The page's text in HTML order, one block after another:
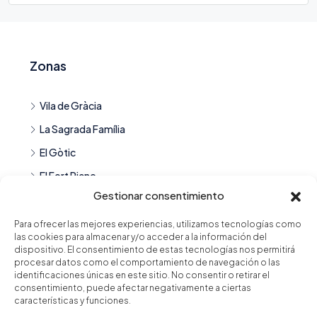
Gestionar consentimiento
Para ofrecer las mejores experiencias, utilizamos tecnologías como
las cookies para almacenar y/o acceder a la información del
dispositivo. El consentimiento de estas tecnologías nos permitirá
procesar datos como el comportamiento de navegación o las
identificaciones únicas en este sitio. No consentir o retirar el
consentimiento, puede afectar negativamente a ciertas
características y funciones.
Zonas
Vila de Gràcia
La Sagrada Família
El Gòtic
El Fort Pienc
El Clot
Santa Eulalia
La Maternitat i Sant Ramon